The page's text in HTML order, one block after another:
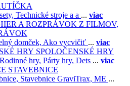
Technické stroje a a ... viac
Z FILMOV,
domček, Ako vycvičiť ... viac
SPOLOČENSKÉ HRY
Rodinné hry, Párty hry, Dets ... viac
STAVEBNICE
Stavebnice GraviTrax, ME ...